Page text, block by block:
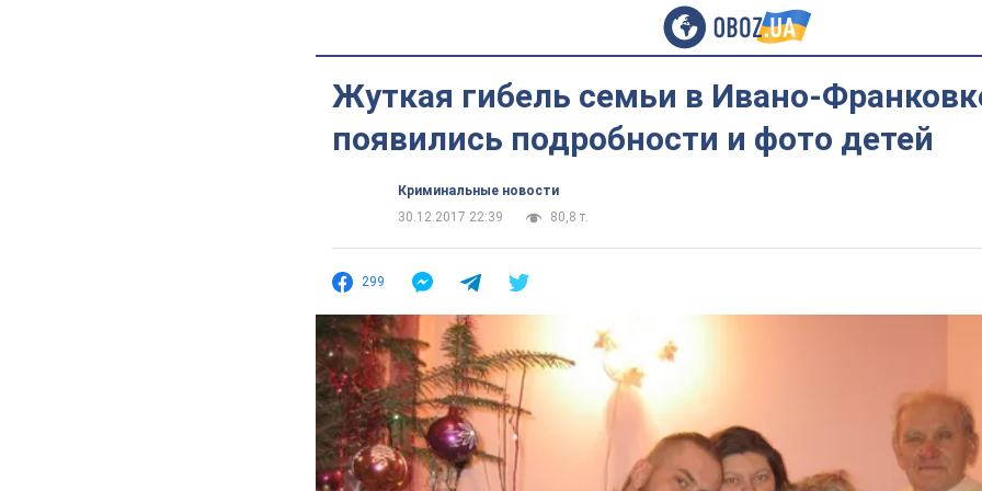
Жуткая гибель семьи в Ивано-
появились подробности и фото детей
Криминальные новости
30.12.2017 22:39
80,8 т.
299